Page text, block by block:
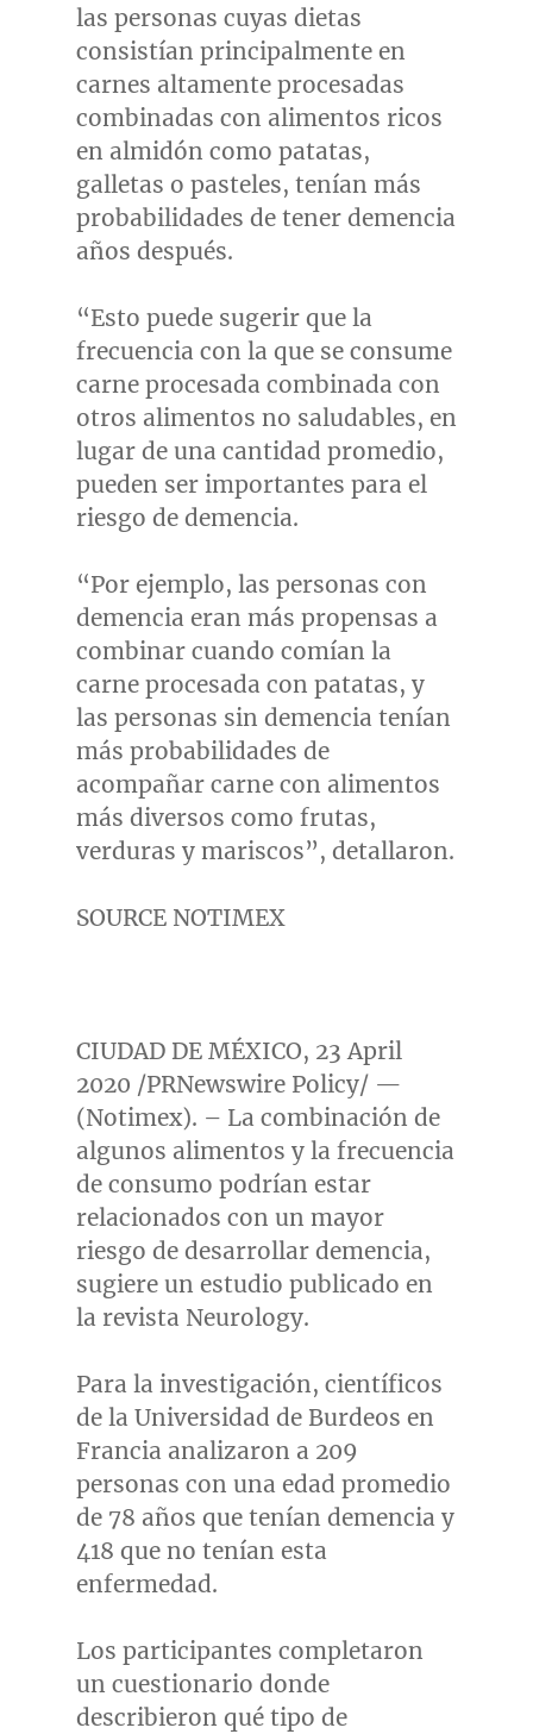
las personas cuyas dietas
consistían principalmente en
carnes altamente procesadas
combinadas con alimentos ricos
en almidón como patatas,
galletas o pasteles, tenían más
probabilidades de tener demencia
años después.
“Esto puede sugerir que la
frecuencia con la que se consume
carne procesada combinada con
otros alimentos no saludables, en
lugar de una cantidad promedio,
pueden ser importantes para el
riesgo de demencia.
“Por ejemplo, las personas con
demencia eran más propensas a
combinar cuando comían la
carne procesada con patatas, y
las personas sin demencia tenían
más probabilidades de
acompañar carne con alimentos
más diversos como frutas,
verduras y mariscos”, detallaron.
SOURCE NOTIMEX
CIUDAD DE MÉXICO, 23 April
2020 /PRNewswire Policy/ —
(Notimex). – La combinación de
algunos alimentos y la frecuencia
de consumo podrían estar
relacionados con un mayor
riesgo de desarrollar demencia,
sugiere un estudio publicado en
la revista Neurology.
Para la investigación, científicos
de la Universidad de Burdeos en
Francia analizaron a 209
personas con una edad promedio
de 78 años que tenían demencia y
418 que no tenían esta
enfermedad.
Los participantes completaron
un cuestionario donde
describieron qué tipo de